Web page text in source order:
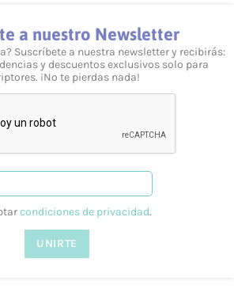
a nuestro Newsletter
Suscríbete a nuestra newsletter y recibirás:
y descuentos exclusivos solo para
¡No te pierdas nada!
condiciones de privacidad.